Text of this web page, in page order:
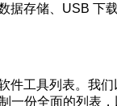
据存储、USB 下
件工具列表。我
一份全面的列表